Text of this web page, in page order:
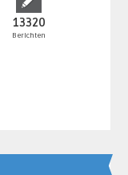
13320
Berichten